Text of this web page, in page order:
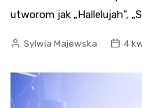
utworom jak „Hallelujah”,
Sylwia Majewska 4